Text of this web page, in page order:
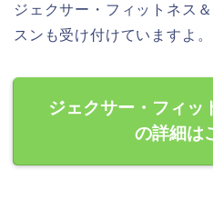
ジェクサー・フィットネス
スンも受け付けていますよ。
ジェクサー・フィッ
の詳細は